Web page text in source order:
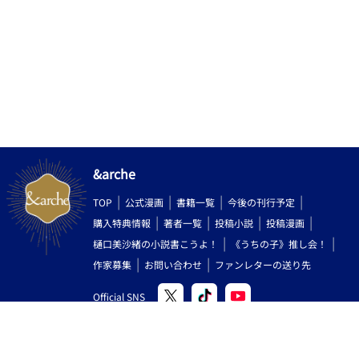
&arche
TOP 公式漫画 書籍一覧
今後の刊行予定
購入特典情報
著者一覧 投稿小説
投稿漫画
樋口美沙緒の小説書こうよ！
《うちの子》推し会！
作家募集
お問い合わせ ファンレターの送り先
Official SNS